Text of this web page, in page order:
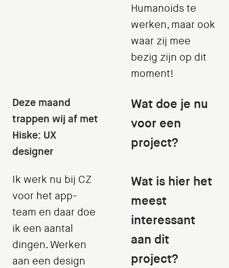
Humanoids te
werken, maar ook
waar zij mee
bezig zijn op dit
moment!
Deze maand
trappen wij af met
Hiske: UX
designer
Wat doe je nu
voor een
project?
Ik werk nu bij CZ
voor het app-
team en daar doe
ik een aantal
dingen. Werken
aan een design
Wat is hier het
meest
interessant
aan dit
project?